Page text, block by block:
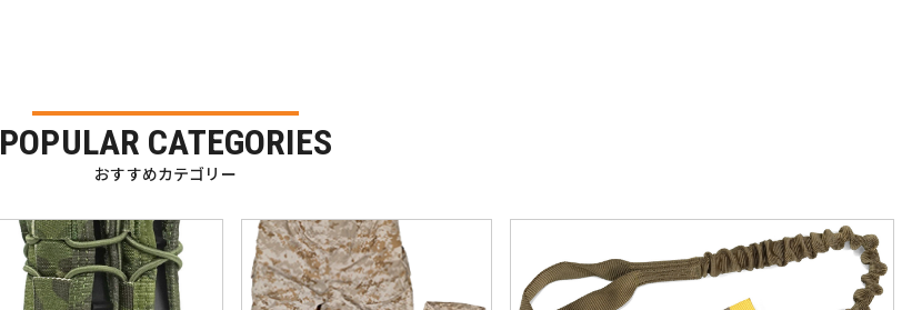
POPULAR CATEGORIES
おすすめカテゴリー